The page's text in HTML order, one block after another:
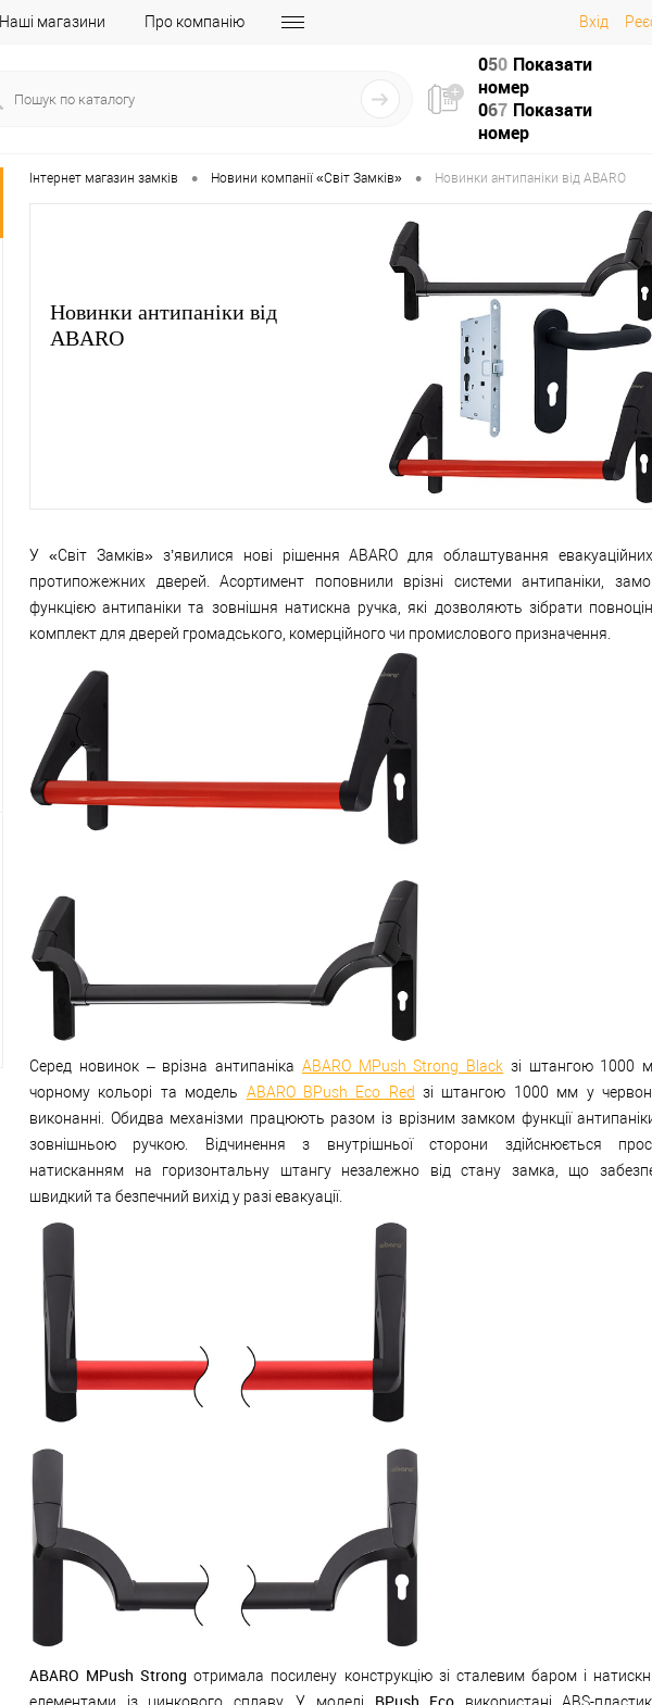
Наші магазини Про компанію Вхід
050 Показати
номер
067 Показати
номер
Інтернет магазин замків • Новини компанії «Світ Замків» • Новинки антипаніки від ABARO
Новинки антипаніки від
ABARO
У «Світ Замків» з’явилися нові рішення ABARO для облаштування
протипожежних дверей. Асортимент поповнили врізні системи антипаніки,
функцією антипаніки та зовнішня натискна ручка, які дозволяють зібрати
комплект для дверей громадського, комерційного чи промислового призначення.
Серед новинок – врізна антипаніка ABARO MPush Strong Black зі штангою 1000
чорному кольорі та модель ABARO BPush Eco Red зі штангою 1000 мм у
виконанні. Обидва механізми працюють разом із врізним замком функції
зовнішньою ручкою. Відчинення з внутрішньої сторони здійснюється
натисканням на горизонтальну штангу незалежно від стану замка, що
швидкий та безпечний вихід у разі евакуації.
ABARO MPush Strong отримала посилену конструкцію зі сталевим баром і